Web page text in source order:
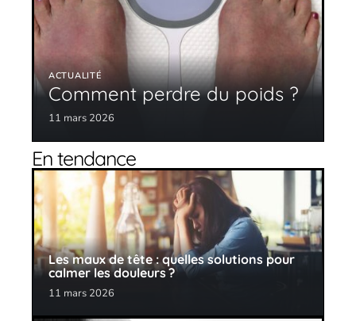
ACTUALITÉ
Comment perdre du poids ?
11 mars 2026
En tendance
Les maux de tête : quelles solutions pour
calmer les douleurs ?
11 mars 2026